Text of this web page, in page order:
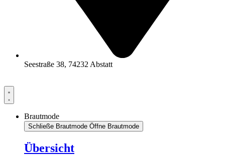
Seestraße 38, 74232 Abstatt
Brautmode
Schließe Brautmode Öffne Brautmode
Übersicht